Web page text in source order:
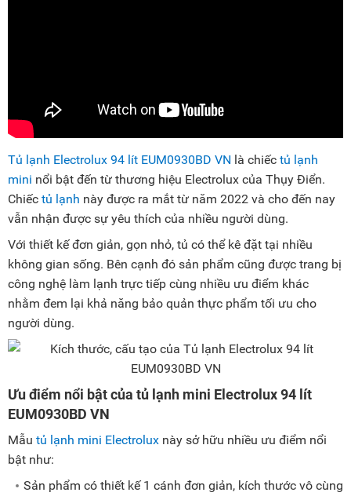
Tủ lạnh Electrolux 94 lít EUM0930BD VN là chiếc tủ lạnh
mini nổi bật đến từ thương hiệu Electrolux của Thụy Điển.
Chiếc tủ lạnh này được ra mắt từ năm 2022 và cho đến nay
vẫn nhận được sự yêu thích của nhiều người dùng.
Với thiết kế đơn giản, gọn nhỏ, tủ có thể kê đặt tại nhiều
không gian sống. Bên cạnh đó sản phẩm cũng được trang bị
công nghệ làm lạnh trực tiếp cùng nhiều ưu điểm khác
nhằm đem lại khả năng bảo quản thực phẩm tối ưu cho
người dùng.
Ưu điểm nổi bật của tủ lạnh mini Electrolux 94 lít
EUM0930BD VN
Mẫu tủ lạnh mini Electrolux này sở hữu nhiều ưu điểm nổi
bật như:
Sản phẩm có thiết kế 1 cánh đơn giản, kích thước vô cùng